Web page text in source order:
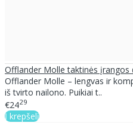
Offlander Molle taktinės įrangos
Offlander Molle – lengvas ir
iš tvirto nailono. Puikiai t..
€2429
Į krepšelį